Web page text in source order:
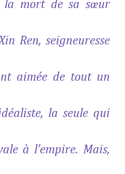
la mort de sa sœur
Ren, seigneuresse
aimée de tout un
la seule qui
à l’empire. Mais,